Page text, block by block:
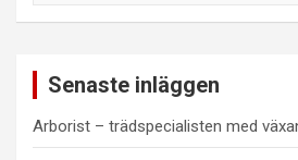
Senaste inläggen
Arborist – trädspecialisten med